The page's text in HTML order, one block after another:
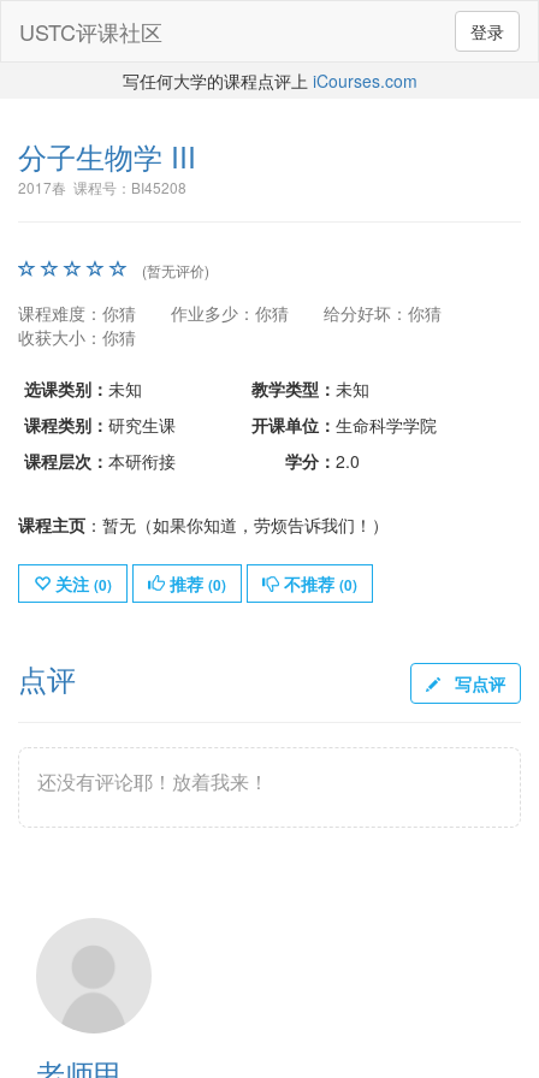
登录
USTC评课社区
写任何大学的课程点评上 iCourses.com
分子生物学 III
2017春 课程号：BI45208
(暂无评价)
课程难度：你猜 作业多少：你猜
给分好坏：你猜
收获大小：你猜
选课类别： 未知 教学类型： 未知
课程类别： 研究生课 开课单位： 生命科学学院
课程层次： 本研衔接 学分： 2.0
课程主页 ：暂无（如果你知道，劳烦告诉我们！）
关注 (0) 推荐 (0) 不推荐 (0)
点评 写点评
还没有评论耶！放着我来！